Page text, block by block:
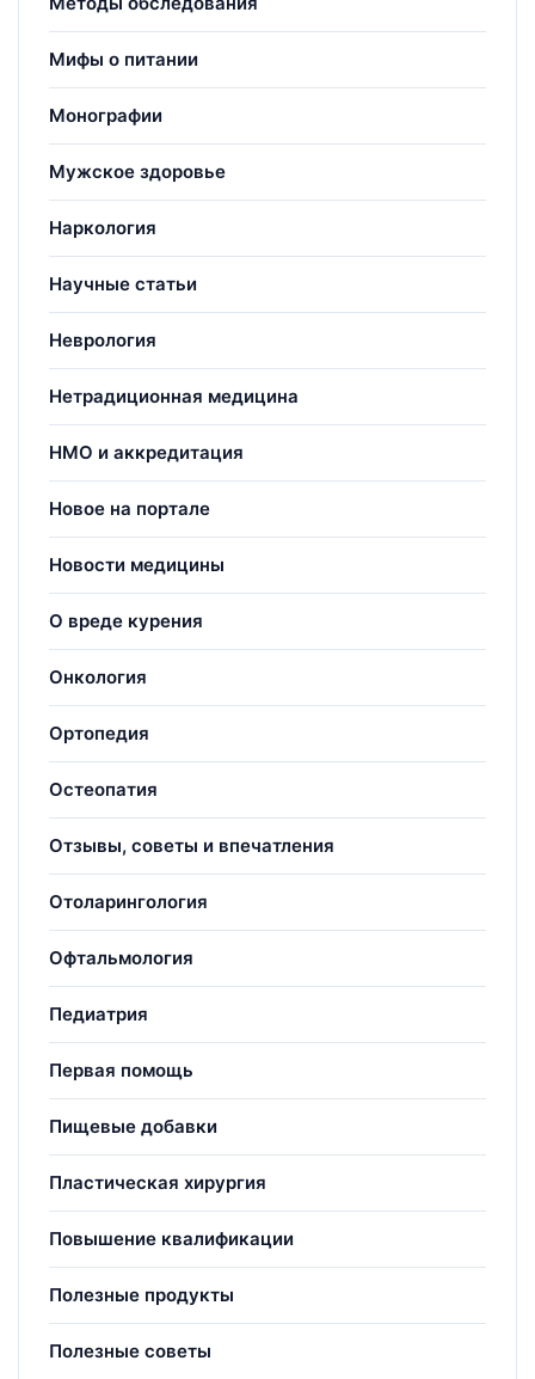
Мифы о питании
Монографии
Мужское здоровье
Наркология
Научные статьи
Неврология
Нетрадиционная медицина
НМО и аккредитация
Новое на портале
Новости медицины
О вреде курения
Онкология
Ортопедия
Остеопатия
Отзывы, советы и впечатления
Отоларингология
Офтальмология
Педиатрия
Первая помощь
Пищевые добавки
Пластическая хирургия
Повышение квалификации
Полезные продукты
Полезные советы